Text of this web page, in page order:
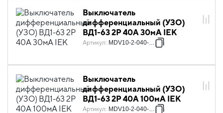
Выключатель
дифференциальный (УЗО)
ВД1-63 2Р 40А 30мА IEK
Артикул: MDV10-2-040-030
Выключатель
дифференциальный (УЗО)
ВД1-63 2Р 40А 100мА IEK
Артикул: MDV10-2-040-100